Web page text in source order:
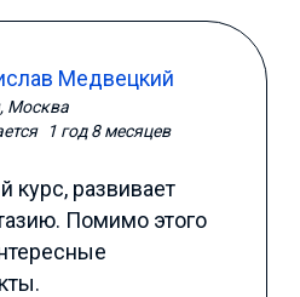
Медвецкий
Москва
1 год 8 месяцев
курс, развивает
Помимо этого